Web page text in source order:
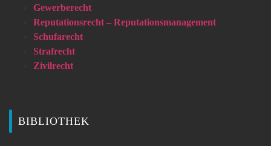
Gewerberecht
Reputationsrecht – Reputationsmanagement
Schufarecht
Strafrecht
Zivilrecht
BIBLIOTHEK